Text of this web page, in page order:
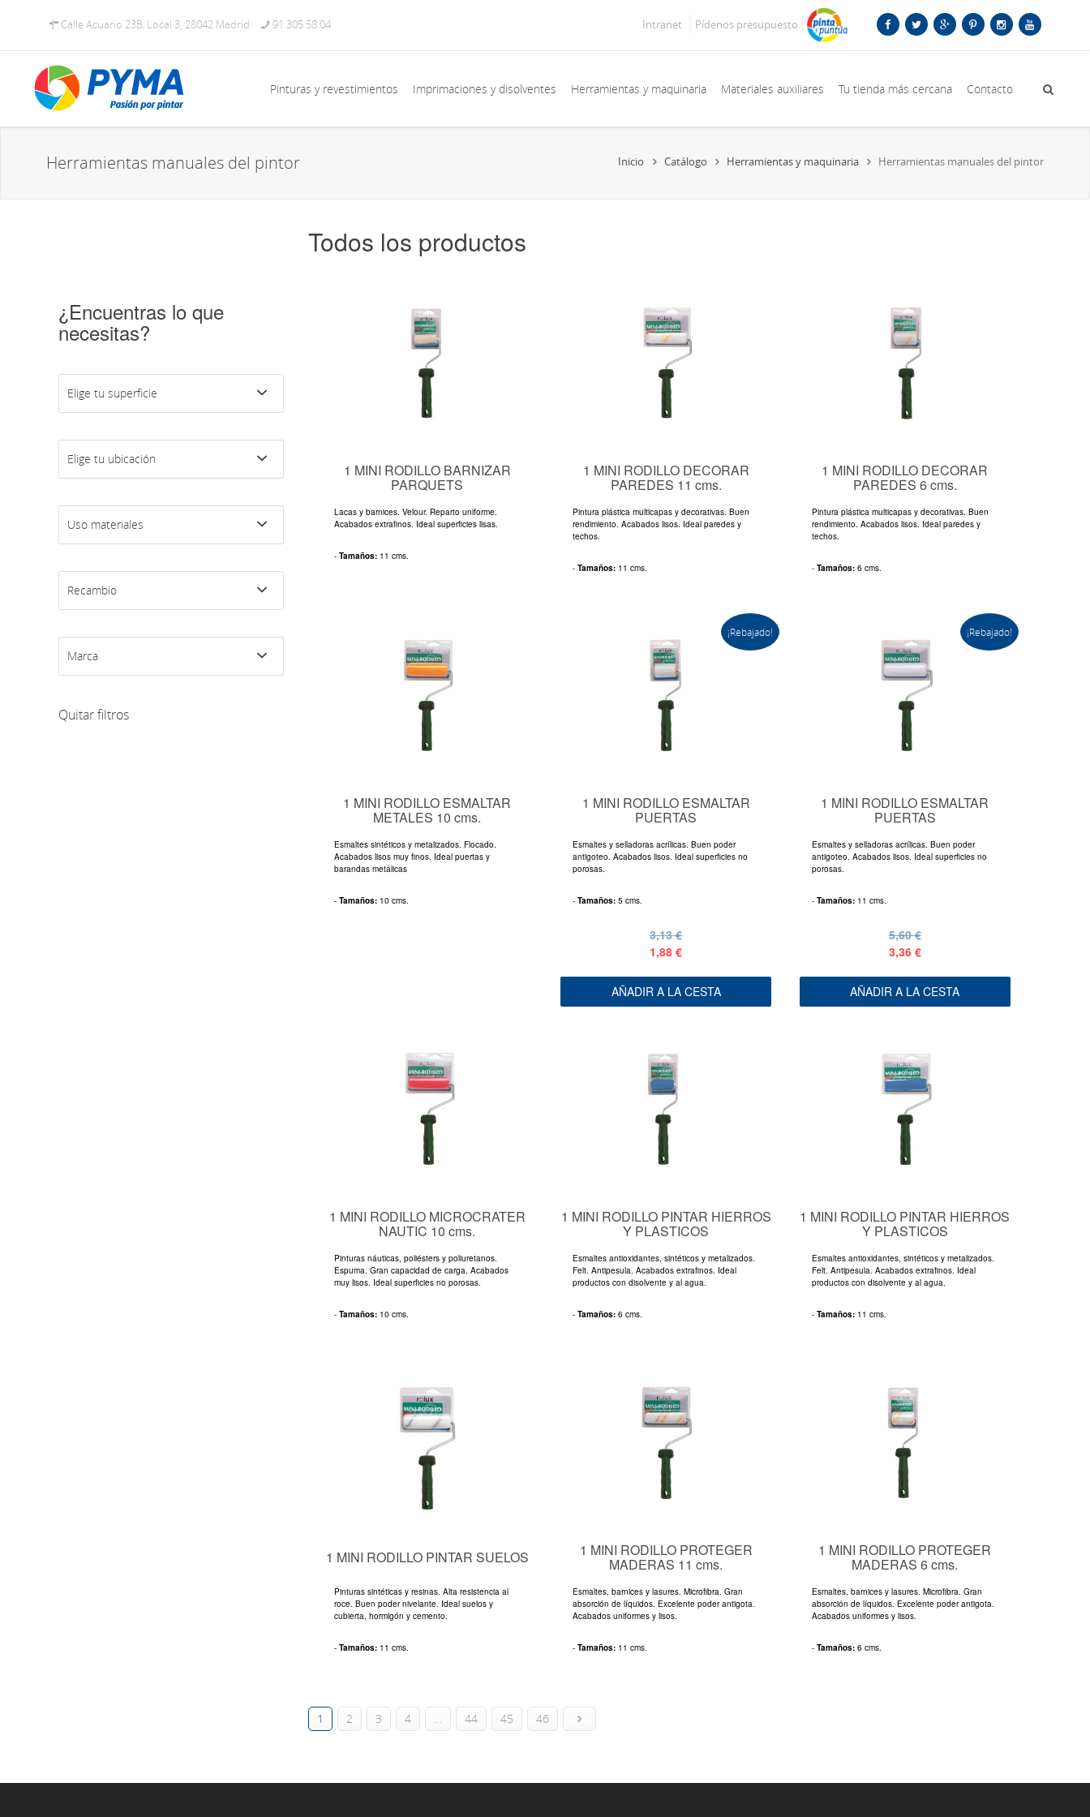
Calle Acuario 23B, Local 3, 28042 Madrid 91 305 58 04 Intranet Pídenos presupuesto
Pinturas y revestimientos Imprimaciones y disolventes Herramientas y maquinaria Materiales auxiliares Tu tienda más cercana Contacto
Herramientas manuales del pintor Inicio Catálogo Herramientas y maquinaria Herramientas manuales del pintor
Todos los productos
1 MINI RODILLO BARNIZAR
PARQUETS
Lacas y barnices. Velour. Reparto uniforme.
Acabados extrafinos. Ideal superficies lisas.
- Tamaños: 11 cms.
1 MINI RODILLO DECORAR
PAREDES 11 cms.
Pintura plástica multicapas y decorativas. Buen
rendimiento. Acabados lisos. Ideal paredes y
techos.
-Tamaños: 11 cms.
1 MINI RODILLO DECORAR
PAREDES 6 cms.
Pintura plástica multicapas y decorativas. Buen
rendimiento. Acabados lisos. Ideal paredes y
techos.
- Tamaños: 6 cms.
1 MINI RODILLO ESMALTAR
METALES 10 cms.
Esmaltes sintéticos y metalizados. Flocado.
Acabados lisos muy finos. Ideal puertas y
barandas metálicas
- Tamaños: 10 cms.
¡Rebajado!
1 MINI RODILLO ESMALTAR
PUERTAS
Esmaltes y selladoras acrílicas. Buen poder
antigoteo. Acabados lisos. Ideal superficies no
porosas.
-Tamaños:5 cms.
3,13 €
1,88 €
AÑADIR A LA CESTA
¡Rebajado!
1 MINI RODILLO ESMALTAR
PUERTAS
Esmaltes y selladoras acrílicas. Buen poder
antigoteo. Acabados lisos. Ideal superficies no
porosas.
- Tamaños: 11 cms.
5,60 €
3,36 €
AÑADIR A LA CESTA
1 MINI RODILLO MICROCRATER
NAUTIC 10 cms.
Pinturas náuticas, poliésters y poliuretanos.
Espuma. Gran capacidad de carga. Acabados
muy lisos. Ideal superficies no porosas.
- Tamaños: 10 cms.
1 MINI RODILLO PINTAR HIERROS
Y PLASTICOS
Esmaltes antioxidantes, sintéticos y metalizados.
Felt. Antipesula. Acabados extrafinos. Ideal
productos con disolvente y al agua.
-Tamaños:6 cms.
1 MINI RODILLO PINTAR HIERROS
Y PLASTICOS
Esmaltes antioxidantes, sintéticos y metalizados.
Felt. Antipesula. Acabados extrafinos. Ideal
productos con disolvente y al agua.
- Tamaños: 11 cms.
1 MINI RODILLO PINTAR SUELOS
Pinturas sintéticas y resinas. Alta resistencia al
roce. Buen poder nivelante. Ideal suelos y
cubierta, hormigón y cemento.
- Tamaños: 11 cms.
1 MINI RODILLO PROTEGER
MADERAS 11 cms.
Esmaltes, barnices y lasures. Microfibra. Gran
absorción de líquidos. Excelente poder antigota.
Acabados uniformes y lisos.
-Tamaños: 11 cms.
1 MINI RODILLO PROTEGER
MADERAS 6 cms.
Esmaltes, barnices y lasures. Microfibra. Gran
absorción de líquidos. Excelente poder antigota.
Acabados uniformes y lisos.
- Tamaños: 6 cms.
1 2 3 4 … 44 45 46
¿Encuentras lo que
necesitas?
Elige tu superficie
Elige tu ubicación
Uso materiales
Recambio
Marca
Quitar filtros